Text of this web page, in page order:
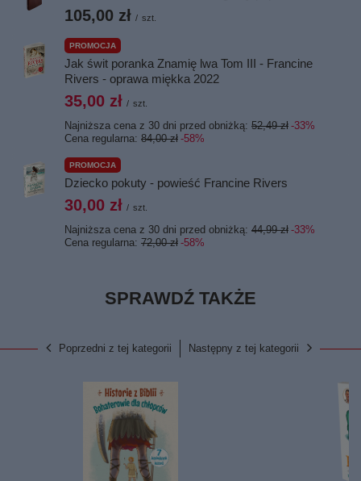
105,00 zł / szt.
PROMOCJA
Jak świt poranka Znamię lwa Tom III - Francine
Rivers - oprawa miękka 2022
35,00 zł / szt.
Najniższa cena z 30 dni przed obniżką: 52,49 zł -33%
Cena regularna: 84,00 zł -58%
PROMOCJA
Dziecko pokuty - powieść Francine Rivers
30,00 zł / szt.
Najniższa cena z 30 dni przed obniżką: 44,99 zł -33%
Cena regularna: 72,00 zł -58%
SPRAWDŹ TAKŻE
Poprzedni z tej kategorii Następny z tej kategorii